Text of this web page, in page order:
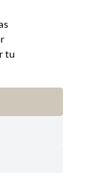
tu
por